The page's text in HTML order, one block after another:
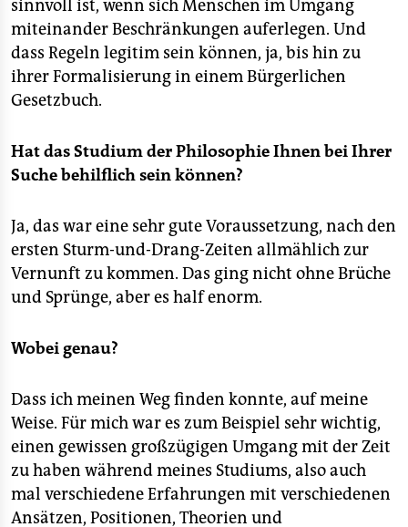
sinnvoll ist, wenn sich Menschen im Umgang
miteinander Beschränkungen auferlegen. Und
dass Regeln legitim sein können, ja, bis hin zu
ihrer Formalisierung in einem Bürgerlichen
Gesetzbuch.
Hat das Studium der Philosophie Ihnen bei Ihrer
Suche behilflich sein können?
Ja, das war eine sehr gute Voraussetzung, nach den
ersten Sturm-und-Drang-Zeiten allmählich zur
Vernunft zu kommen. Das ging nicht ohne Brüche
und Sprünge, aber es half enorm.
Wobei genau?
Dass ich meinen Weg finden konnte, auf meine
Weise. Für mich war es zum Beispiel sehr wichtig,
einen gewissen großzügigen Umgang mit der Zeit
zu haben während meines Studiums, also auch
mal verschiedene Erfahrungen mit verschiedenen
Ansätzen, Positionen, Theorien und